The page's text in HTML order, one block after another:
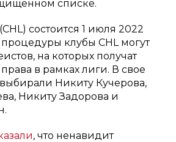
списке.
состоится 1 июля 2022
клубы CHL могут
на которых получат
в рамках лиги. В свое
Никиту Кучерова,
Никиту Задорова и
, что ненавидит